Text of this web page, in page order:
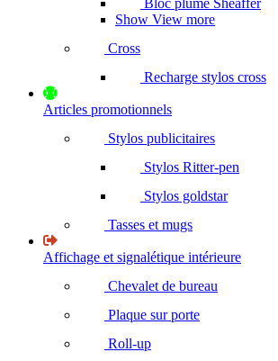
Bloc plume Sheaffer
Show View more
Cross
Recharge stylos cross
Articles promotionnels
Stylos publicitaires
Stylos Ritter-pen
Stylos goldstar
Tasses et mugs
Affichage et signalétique intérieure
Chevalet de bureau
Plaque sur porte
Roll-up